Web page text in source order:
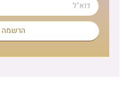
הרשמה